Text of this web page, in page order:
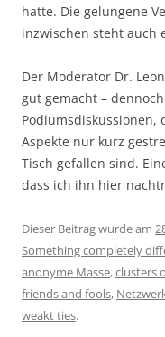
hatte. Die gelungene
inzwischen steht auch
Der Moderator Dr.
gut gemacht –
Podiumsdiskussionen,
Aspekte nur kurz
Tisch gefallen sind.
dass ich ihn hier
Dieser Beitrag wurde am
Something completely
anonyme Masse,clusters
friends and fools,
weakt ties.